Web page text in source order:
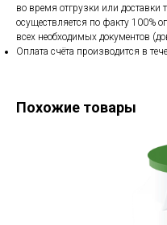
во время отгрузки или доставки
осуществляется по факту 100%
всех необходимых документов
Оплата счёта производится в
Похожие товары